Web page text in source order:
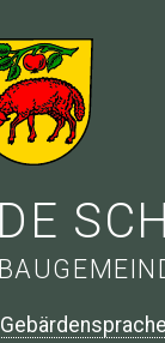
Gebärdensprache